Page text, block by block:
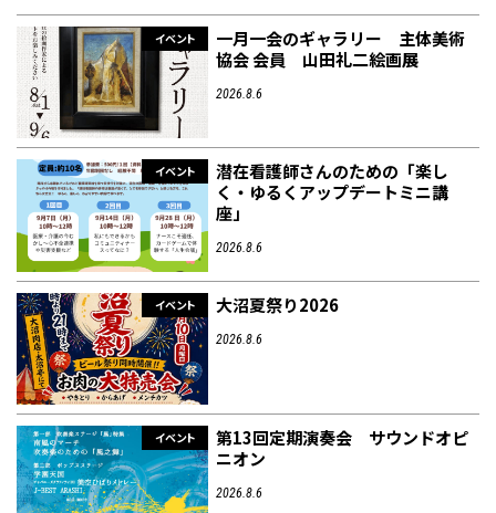
イベント
一月一会のギャラリー 主体美術
協会 会員 山田礼二絵画展
2026.8.6
イベント
潜在看護師さんのための「楽し
く・ゆるくアップデートミニ講
座」
2026.8.6
イベント 大沼夏祭り2026
2026.8.6
イベント
第13回定期演奏会 サウンドオピ
ニオン
2026.8.6